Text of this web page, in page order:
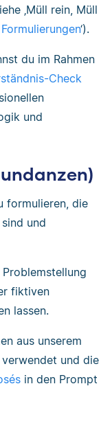
‚Müll rein, Müll
‘).
du im Rahmen
Check
und
formulieren, die
und
fiktiven
lassen.
aus unserem
verwendet und die
in den Prompt